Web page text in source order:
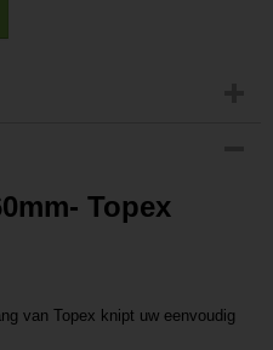
Topex
van Topex knipt uw eenvoudig